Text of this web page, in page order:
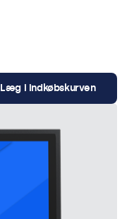
Læg i indkøbskurven